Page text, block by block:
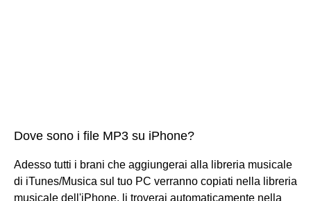
Dove sono i file MP3 su iPhone?
Adesso tutti i brani che aggiungerai alla libreria musicale
di iTunes/Musica sul tuo PC verranno copiati nella libreria
musicale dell'iPhone, li troverai automaticamente nella